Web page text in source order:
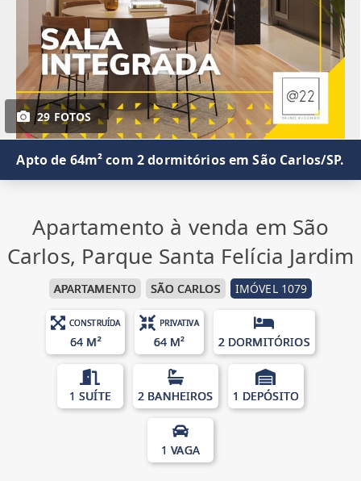
29 FOTOS
Apto de 64m² com 2 dormitórios em São Carlos/SP.
Apartamento à venda em São
Carlos, Parque Santa Felícia Jardim
APARTAMENTO SÃO CARLOS IMÓVEL 1079
CONSTRUÍDA
64 M²
PRIVATIVA
64 M² 2 DORMITÓRIOS
1 SUÍTE 2 BANHEIROS 1 DEPÓSITO
1 VAGA